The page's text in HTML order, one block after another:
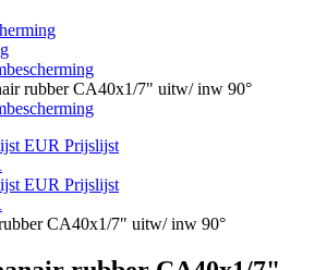
rubber CA40x1/7" uitw/ inw 90°
EUR Prijslijst
EUR Prijslijst